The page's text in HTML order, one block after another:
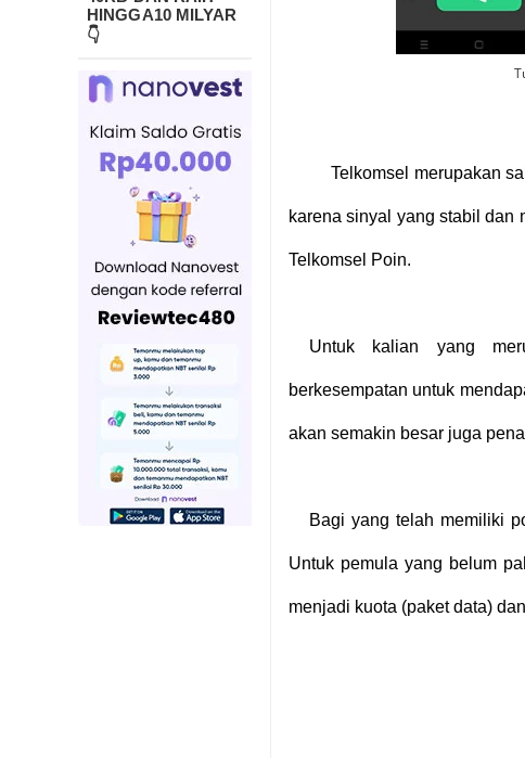
Telkomsel merupakan
karena sinyal yang stabil dan
Telkomsel Poin.
Untuk kalian yang
berkesempatan untuk
akan semakin besar juga
Bagi yang telah memiliki
Untuk pemula yang belum
menjadi kuota (paket data)
HINGGA10 MILYAR
👇